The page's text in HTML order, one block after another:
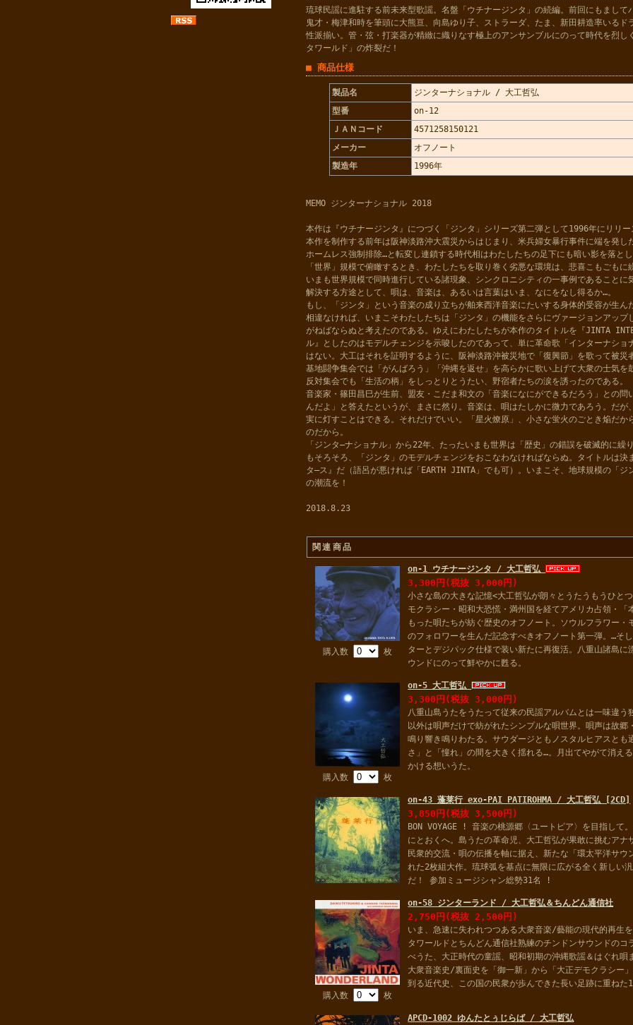
琉球民謡に進駐する前未来型歌謡。名盤「ウチナージンタ」の続編。前回にもまして
鬼才・梅津和時を筆頭に大熊亘、向島ゆり子、ストラーダ、たま、新田耕造率いるド
性派揃い。管・弦・打楽器が精緻に織りなす極上のアンサンブルにのって時代を烈し
タワールド」の炸裂だ！
■ 商品仕様
製品名
ジンターナショナル / 大工哲弘
型番
on-12
ＪＡＮコード
4571258150121
メーカー
オフノート
製造年
1996年
MEMO ジンターナショナル 2018
本作は『ウチナージンタ』につづく「ジンタ」シリーズ第二弾として1996年にリリー
本作を制作する前年は阪神淡路沖大震災からはじまり、米兵婦女暴行事件に端を発し
ホームレス強制排除…と転変し連鎖する時代相はわたしたちの足下にも暗い影を落と
「世界」規模で俯瞰するとき、わたしたちを取り巻く劣悪な環境は、悲喜こもごも
いまも世界規模で同時進行している諸現象、シンクロニシティの一事例であることに
解決する方途として、唄は、音楽は、あるいは言葉はいま、なにをなし得るか…。
もし、「ジンタ」という音楽の成り立ちが舶来西洋音楽にたいする身体的受容が生ん
相違なければ、いまこそわたしたちは「ジンタ」の機能をさらにヴァージョンアップ
がねばならぬと考えたのである。ゆえにわたしたちが本作のタイトルを『JINTA
ル』としたのはモデルチェンジを示唆したのであって、単に革命歌「インターナシ
はない。大工はそれを証明するように、阪神淡路沖被災地で「復興節」を歌って被災
基地闘争集会では「がんばろう」「沖縄を返せ」を高らかに歌い上げて大衆の士気を
反対集会でも「生活の柄」をしっとりとうたい、野宿者たちの涙を誘ったのである。
音楽家・篠田昌巳が生前、盟友・こだま和文の「音楽になにができるだろう」との問
んだよ」と答えたというが、まさに然り。音楽は、唄はたしかに微力であろう。だ
実に灯すことはできる。それだけでいい。「星火燎原」、小さな蛍火のごとき焔だか
のだから。
「ジンタ―ナショナル」から22年、たったいまも世界は「歴史」の錯誤を破滅的に繰
もそろそろ、「ジンタ」のモデルチェンジをおこなわなければならぬ。タイトルは
タ―ス』だ（語呂が悪ければ「EARTH JINTA」でも可）。いまこそ、地球規模の「ジ
の潮流を！
2018.8.23
関連商品
購入数 枚
on-1 ウチナージンタ / 大工哲弘
3,300円(税抜 3,000円)
小さな島の大きな記憶<大工哲弘が朗々とうたうもうひと
モクラシー・昭和大恐慌・満州国を経てアメリカ占領・「
もった唄たちが紡ぐ歴史のオフノート。ソウルフラワー・
のフォロワーを生んだ記念すべきオフノート第一弾。…そ
ターとデジパック仕様で装い新たに再復活。八重山諸島に
ウンドにのって鮮やかに甦る。
購入数 枚
on-5 大工哲弘
3,300円(税抜 3,000円)
八重山島うたをうたって従来の民謡アルバムとは一味違う
以外は唄声だけで紡がれたシンプルな唄世界。唄声は故郷
鳴り響き鳴りわたる。サウダージともノスタルヒアスとも
さ」と「憧れ」の間を大きく揺れる…。月出てやがて消え
かける想いうた。
on-43 蓬莱行 exo-PAI PATIROHMA / 大工哲弘 [2CD]
3,850円(税抜 3,500円)
BON VOYAGE ! 音楽の桃源郷〈ユートピア〉を目指して
にとおくへ。島うたの革命児、大工哲弘が果敢に挑むアナ
民衆的交流・唄の伝播を軸に据え、新たな「環太平洋サウ
れた2枚組大作。琉球弧を基点に無限に広がる全く新しい
だ！ 参加ミュージシャン総勢31名 !
購入数 枚
on-58 ジンターランド / 大工哲弘＆ちんどん通信社
2,750円(税抜 2,500円)
いま、急速に失われつつある大衆音楽/藝能の現代的再生
タワールドとちんどん通信社熟練のチンドンサウンドのコ
べうた、大正時代の童謡、昭和初期の沖縄歌謡＆はぐれ唄
大衆音楽史/裏面史を「御一新」から「大正デモクラシー
到る近代史、この国の民衆が歩んできた長い足跡に重ねた
APCD-1002 ゆんたとぅじらば / 大工哲弘